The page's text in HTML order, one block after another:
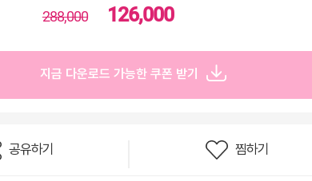
288,000 126,000
지금 다운로드 가능한 쿠폰 받기
공유하기 찜하기